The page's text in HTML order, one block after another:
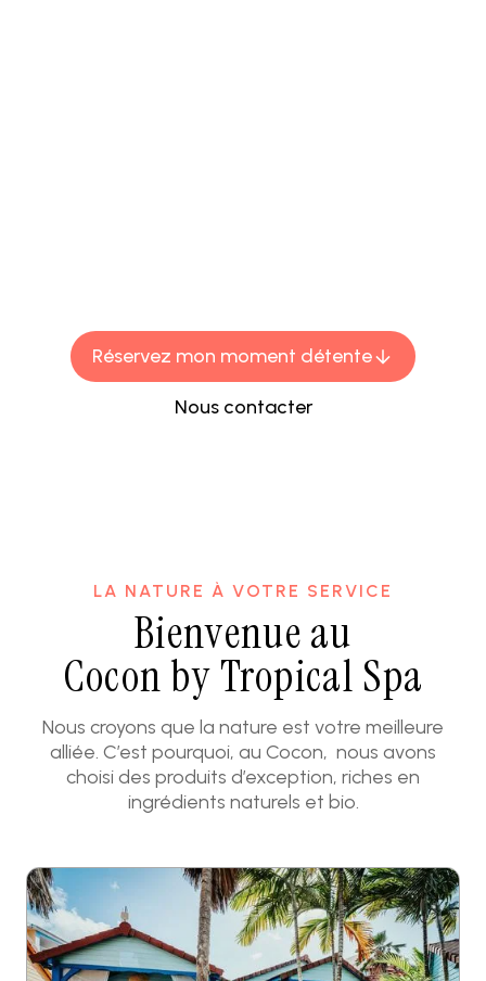
Réservez mon moment détente
Nous contacter
LA NATURE À VOTRE SERVICE
Bienvenue au
Cocon by Tropical Spa
Nous croyons que la nature est votre meilleure
alliée. C’est pourquoi, au Cocon, nous avons
choisi des produits d’exception, riches en
ingrédients naturels et bio.